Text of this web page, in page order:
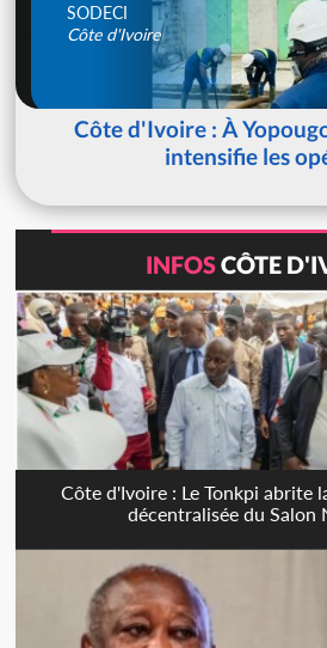
SODECI
Côte d'Ivoire
Côte d'Ivoire : À
intensifie les
INFOSCÔTE
Côte d'Ivoire : Le Tonkpi abrite
décentralisée du Salon